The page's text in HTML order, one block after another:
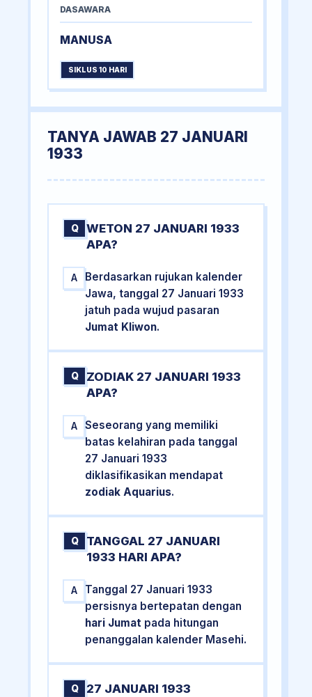
DASAWARA
MANUSA
SIKLUS 10 HARI
TANYA JAWAB 27 JANUARI
1933
Q
WETON 27 JANUARI 1933
APA?
A
Berdasarkan rujukan kalender
Jawa, tanggal 27 Januari 1933
jatuh pada wujud pasaran
Jumat Kliwon.
Q
ZODIAK 27 JANUARI 1933
APA?
A
Seseorang yang memiliki
batas kelahiran pada tanggal
27 Januari 1933
diklasifikasikan mendapat
zodiak Aquarius.
Q
TANGGAL 27 JANUARI
1933 HARI APA?
A
Tanggal 27 Januari 1933
persisnya bertepatan dengan
hari Jumat pada hitungan
penanggalan kalender Masehi.
Q
27 JANUARI 1933